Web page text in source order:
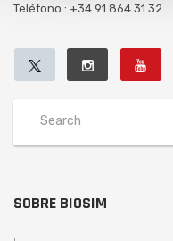
Teléfono : +34 91 864 31 32
SOBRE BIOSIM